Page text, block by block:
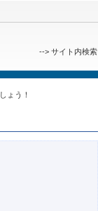
--> サイト内検索
ょう！